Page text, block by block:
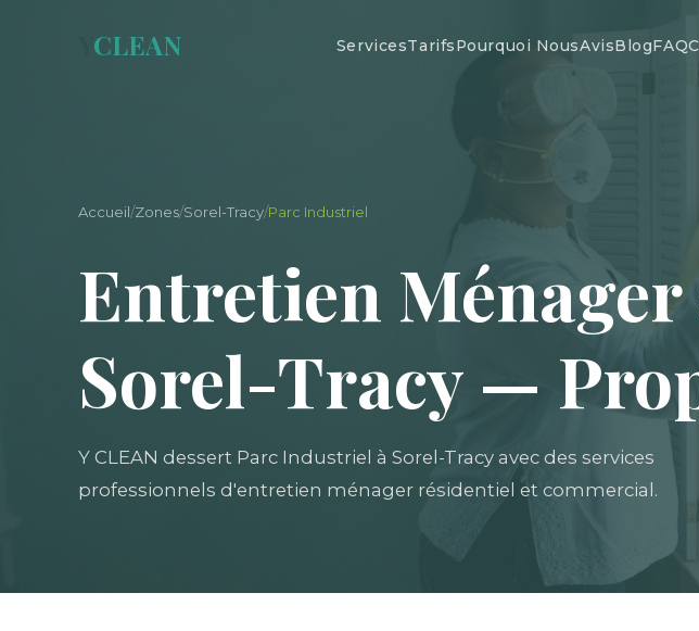
CLEAN ServicesTarifsPourquoi NousAvisBlogFAQ
Accueil/Zones/Sorel-Tracy/Parc Industriel
Entretien
Sorel-Tracy —
Y CLEAN dessert Parc Industriel à Sorel-Tracy avec des services
professionnels d'entretien ménager résidentiel et commercial.